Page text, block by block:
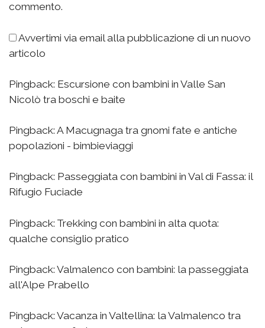
commento.
Avvertimi via email alla pubblicazione di un nuovo
articolo
Pingback: Escursione con bambini in Valle San
Nicolò tra boschi e baite
Pingback: A Macugnaga tra gnomi fate e antiche
popolazioni - bimbieviaggi
Pingback: Passeggiata con bambini in Val di Fassa: il
Rifugio Fuciade
Pingback: Trekking con bambini in alta quota:
qualche consiglio pratico
Pingback: Valmalenco con bambini: la passeggiata
all'Alpe Prabello
Pingback: Vacanza in Valtellina: la Valmalenco tra